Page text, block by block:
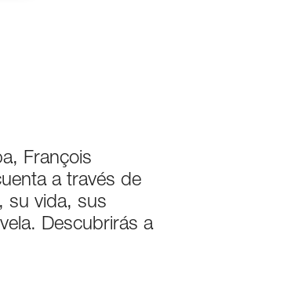
François
a través de
su vida, sus
Descubrirás a